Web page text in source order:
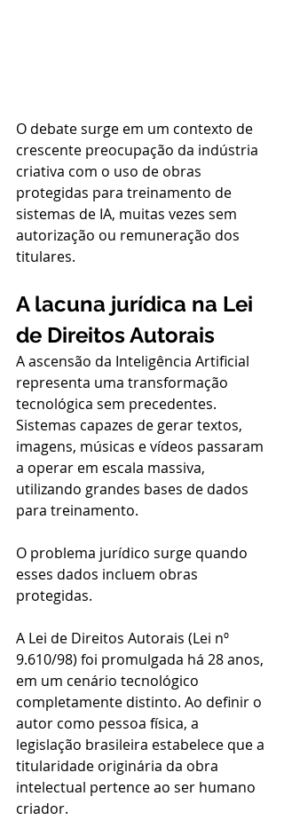
O debate surge em um contexto de
crescente preocupação da indústria
criativa com o uso de obras
protegidas para treinamento de
sistemas de IA, muitas vezes sem
autorização ou remuneração dos
titulares.
A lacuna jurídica na Lei
de Direitos Autorais
A ascensão da Inteligência Artificial
representa uma transformação
tecnológica sem precedentes.
Sistemas capazes de gerar textos,
imagens, músicas e vídeos passaram
a operar em escala massiva,
utilizando grandes bases de dados
para treinamento.
O problema jurídico surge quando
esses dados incluem obras
protegidas.
A Lei de Direitos Autorais (Lei nº
9.610/98) foi promulgada há 28 anos,
em um cenário tecnológico
completamente distinto. Ao definir o
autor como pessoa física, a
legislação brasileira estabelece que a
titularidade originária da obra
intelectual pertence ao ser humano
criador.